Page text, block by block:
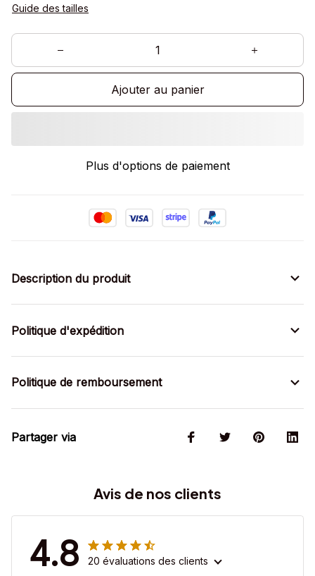
Guide des tailles
Ajouter au panier
Plus d'options de paiement
Description du produit
Politique d'expédition
Politique de remboursement
Partager via
Avis de nos clients
4.8 20 évaluations des clients